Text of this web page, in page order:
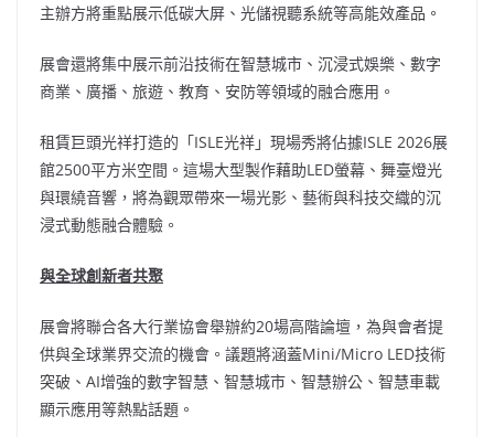
主辦方將重點展示低碳大屏、光儲視聽系統等高能效產品。
展會還將集中展示前沿技術在智慧城市、沉浸式娛樂、數字
商業、廣播、旅遊、教育、安防等領域的融合應用。
租賃巨頭光祥打造的「ISLE光祥」現場秀將佔據ISLE 2026展
館2500平方米空間。這場大型製作藉助LED螢幕、舞臺燈光
與環繞音響，將為觀眾帶來一場光影、藝術與科技交織的沉
浸式動態融合體驗。
與全球創新者共聚
展會將聯合各大行業協會舉辦約20場高階論壇，為與會者提
供與全球業界交流的機會。議題將涵蓋Mini/Micro LED技術
突破、AI增強的數字智慧、智慧城市、智慧辦公、智慧車載
顯示應用等熱點話題。